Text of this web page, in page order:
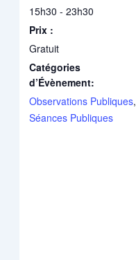
15h30 - 23h30
Prix :
Gratuit
Catégories
d’Évènement:
Observations Publiques,
Séances Publiques